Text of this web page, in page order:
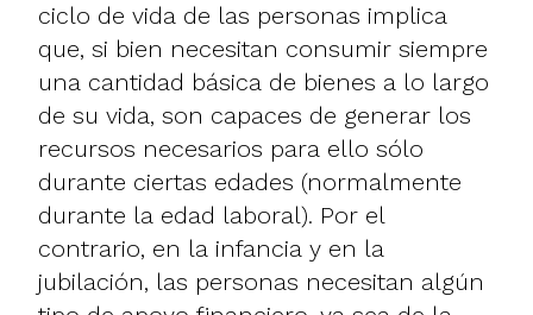
ciclo de vida de las personas implica
que, si bien necesitan consumir siempre
una cantidad básica de bienes a lo largo
de su vida, son capaces de generar los
recursos necesarios para ello sólo
durante ciertas edades (normalmente
durante la edad laboral). Por el
contrario, en la infancia y en la
jubilación, las personas necesitan algún